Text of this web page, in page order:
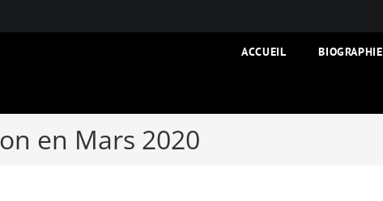
ACCUEIL BIOGRAPHIE
en Mars 2020